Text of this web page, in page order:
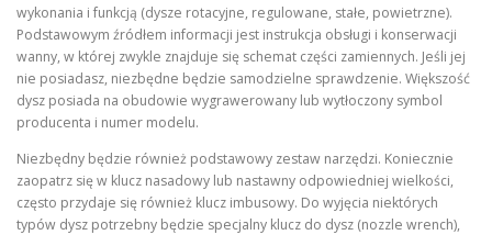
wykonania i funkcją (dysze rotacyjne, regulowane, stałe, powietrzne).
Podstawowym źródłem informacji jest instrukcja obsługi i konserwacji
wanny, w której zwykle znajduje się schemat części zamiennych. Jeśli jej
nie posiadasz, niezbędne będzie samodzielne sprawdzenie. Większość
dysz posiada na obudowie wygrawerowany lub wytłoczony symbol
producenta i numer modelu.
Niezbędny będzie również podstawowy zestaw narzędzi. Koniecznie
zaopatrz się w klucz nasadowy lub nastawny odpowiedniej wielkości,
często przydaje się również klucz imbusowy. Do wyjęcia niektórych
typów dysz potrzebny będzie specjalny klucz do dysz (nozzle wrench),